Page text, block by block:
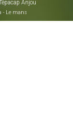
Anjou
- Le mans